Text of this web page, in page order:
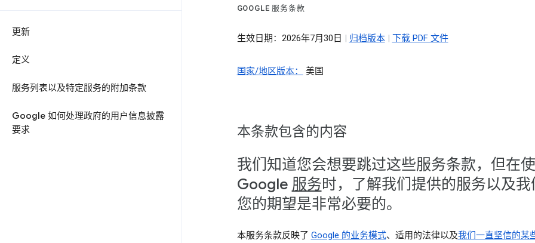
更新
定义
服务列表以及特定服务的附加条款
Google 如何处理政府的用户信息披露
要求
GOOGLE 服务条款
生效日期：2026年7月30日 归档版本 下载 PDF 文件
国家/地区版本： 美国
本条款包含的内容
我们知道您会想要跳过这些服务条款，但在
Google 服务时，了解我们提供的服务以及我
您的期望是非常必要的。
本服务条款反映了 Google 的业务模式、适用的法律以及我们一直坚信的某